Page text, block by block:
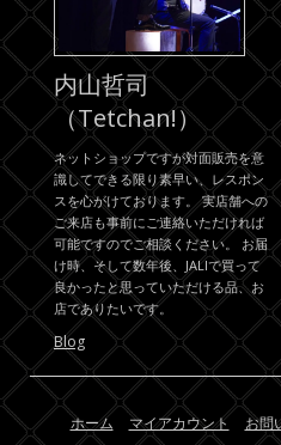
内山哲司
（Tetchan!）
ネットショップですが対面販売を意
識してできる限り素早い、レスポン
スを心がけております。 実店舗への
ご来店も事前にご連絡いただければ
可能ですのでご相談ください。 お届
け時、そして数年後、JALIで買って
良かったと思っていただける品、お
店でありたいです。
Blog
ホーム マイアカウント お問